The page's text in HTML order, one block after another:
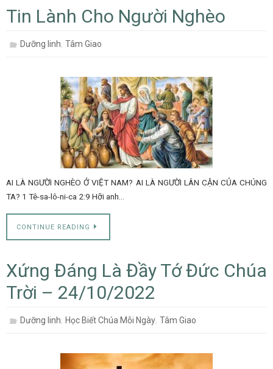
Tin Lành Cho Người Nghèo
Dưỡng linh,Tâm Giao
AI LÀ NGƯỜI NGHÈO Ở VIỆT NAM? AI LÀ NGƯỜI LÂN CẬN CỦA CHÚNG
TA? 1 Tê-sa-lô-ni-ca 2:9 Hỡi anh…
CONTINUE READING
Xứng Đáng Là Đầy Tớ Đức Chúa
Trời – 24/10/2022
Dưỡng linh,Học Biết Chúa Mỗi Ngày,Tâm Giao